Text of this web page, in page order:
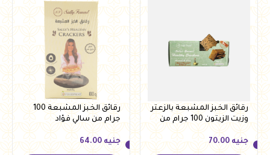
رقائق الخبز المشبعة بالزعتر
وزيت الزيتون 100 جرام من
سالي فؤاد
جنيه 70.00
رقائق الخبز المشبعة 100
جرام من سالي فؤاد
جنيه 64.00